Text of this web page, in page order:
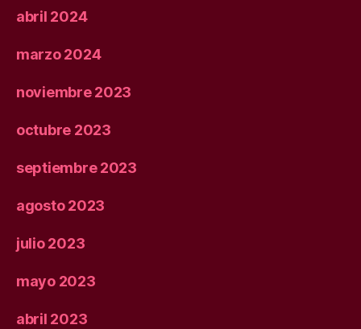
abril 2024
marzo 2024
noviembre 2023
octubre 2023
septiembre 2023
agosto 2023
julio 2023
mayo 2023
abril 2023